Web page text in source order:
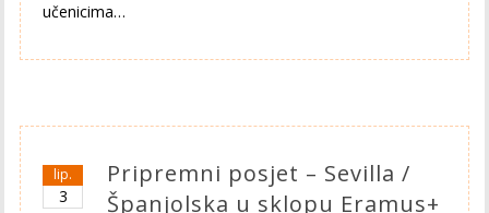
učenicima…
lip.
3
Pripremni posjet – Sevilla /
Španjolska u sklopu Eramus+